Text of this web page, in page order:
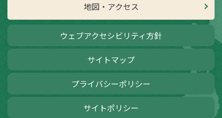
地図・アクセス
ウェブアクセシビリティ方針
サイトマップ
プライバシーポリシー
サイトポリシー